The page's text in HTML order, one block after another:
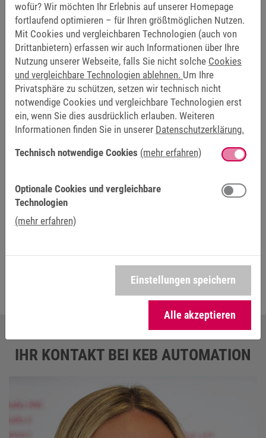
KEB sehr gerne“, sagt Wiele. Beim Angebot kooperativer
Studiengänge arbeiten KEB Automation und die TH OWL
bereits seit Jahren erfolgreich zusammen. Studierende der
Elektrotechnik, der technischen Informatik und der
Mechatronik vereinen auf diesem Wege Theorie und Praxis
und werden damit bestmöglich für den anschließenden
Einstieg ins Berufsleben ausgebildet. Die enge Verzahnung
zwischen Theorie und Praxis wird durch
Abteilungsaufenthalte und Projekte im Unternehmen
fokussiert. So entstehen bereits während des Studiums
vielfältige Entwicklungsmöglichkeiten. Das Studienangebot
ab 2025 beispielsweise Studiengänge wie Data Science
oder Innovative Produktionssysteme zur Auswahl stehen
werden.
IHR KONTAKT BEI KEB AUTOMATION
wofür? Wir möchten Ihr Erlebnis auf unserer Homepage
fortlaufend optimieren – für Ihren größtmöglichen Nutzen.
Mit Cookies und vergleichbaren Technologien (auch von
Drittanbietern) erfassen wir auch Informationen über Ihre
Nutzung unserer Webseite, falls Sie nicht solche Cookies
und vergleichbare Technologien ablehnen. Um Ihre
Privatsphäre zu schützen, setzen wir technisch nicht
notwendige Cookies und vergleichbare Technologien erst
ein, wenn Sie dies ausdrücklich erlauben. Weiteren
Informationen finden Sie in unserer Datenschutzerklärung.
Technisch notwendige Cookies (mehr erfahren)
Optionale Cookies und vergleichbare
Technologien
(mehr erfahren)
Einstellungen speichern
Alle akzeptieren